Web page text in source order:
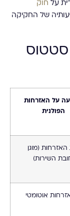
על חוק
של החקיקה
סטטוס
על האזרחות
הפולנית
(מוגן
השירות)
אוטומטי